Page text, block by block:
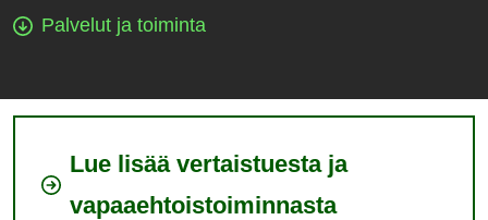
Palvelut ja toiminta
Lue lisää vertaistuesta ja
vapaaehtoistoiminnasta